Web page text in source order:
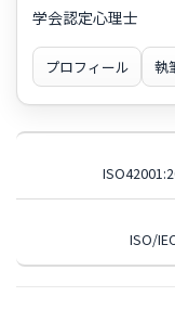
学会認定心理士
プロフィール 執
ISO/